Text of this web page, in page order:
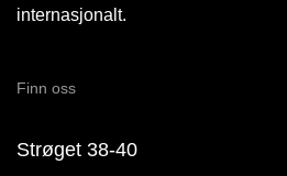
internasjonalt.
Finn oss
Strøget 38-40